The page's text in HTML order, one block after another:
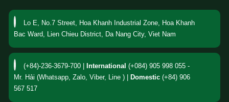
Lo E, No.7 Street, Hoa Khanh Industrial Zone, Hoa Khanh
Bac Ward, Lien Chieu District, Da Nang City, Viet Nam
(+84)-236-3679-700 | International (+084) 905 998 055 -
Mr. Hải (Whatsapp, Zalo, Viber, Line ) |
Domestic(+84) 906
567 517